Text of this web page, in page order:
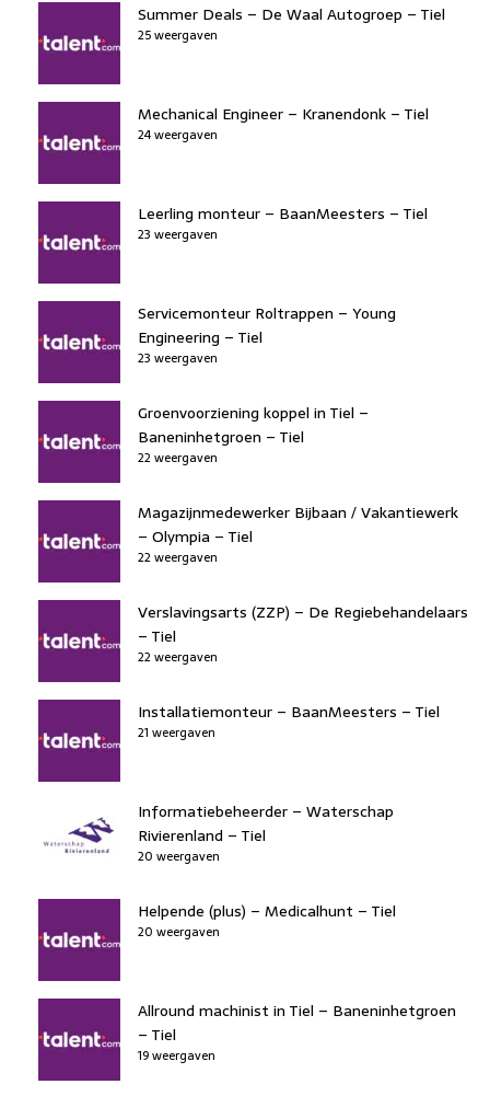
Summer Deals – De Waal Autogroep – Tiel
25 weergaven
Mechanical Engineer – Kranendonk – Tiel
24 weergaven
Leerling monteur – BaanMeesters – Tiel
23 weergaven
Servicemonteur Roltrappen – Young
Engineering – Tiel
23 weergaven
Groenvoorziening koppel in Tiel –
Baneninhetgroen – Tiel
22 weergaven
Magazijnmedewerker Bijbaan / Vakantiewerk
– Olympia – Tiel
22 weergaven
Verslavingsarts (ZZP) – De Regiebehandelaars
– Tiel
22 weergaven
Installatiemonteur – BaanMeesters – Tiel
21 weergaven
Informatiebeheerder – Waterschap
Rivierenland – Tiel
20 weergaven
Helpende (plus) – Medicalhunt – Tiel
20 weergaven
Allround machinist in Tiel – Baneninhetgroen
– Tiel
19 weergaven